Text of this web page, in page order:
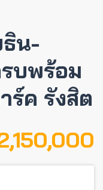
ธิน-
บพร้อม
ร์ค รังสิต